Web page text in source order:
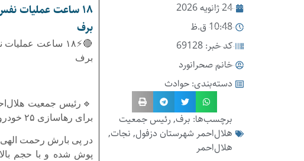
24 ژانویه 2026
10:48 ق.ظ
کد خبر: 69128
خانم صحرانورد
دسته‌بندی: حوادث
برچسب‌ها: برف,رئیس جمعیت
هلال‌احمر شهرستان دزفول, نجات,
هلال‌احمر
۱۸ ساعت عملیات
برف
🔴⚡۱۸ ساعت
برف
برای رهاسازی ۲۵ خودرو و موتورسیکلت گرفتار در برف ارتفاعات سالند کوه‌ خبر داد.
در پی بارش رحمت الهی
پوش شده و با حجم